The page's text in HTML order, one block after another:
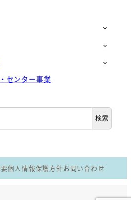
センター事業
検索
個人情報保護方針お問い合わせ